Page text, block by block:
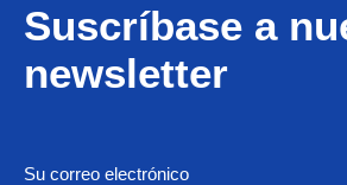
Suscríbase a
newsletter